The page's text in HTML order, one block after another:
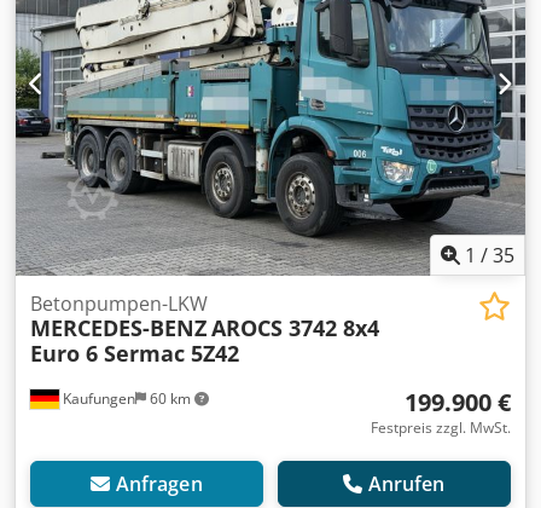
1 /35
Kaufungen 60 km
Betonpumpen-LKW
MERCEDES-BENZAROCS 3742 8x4
Euro 6 Sermac 5Z42
199.900 €
Festpreis zzgl. MwSt.
Anfragen Anrufen